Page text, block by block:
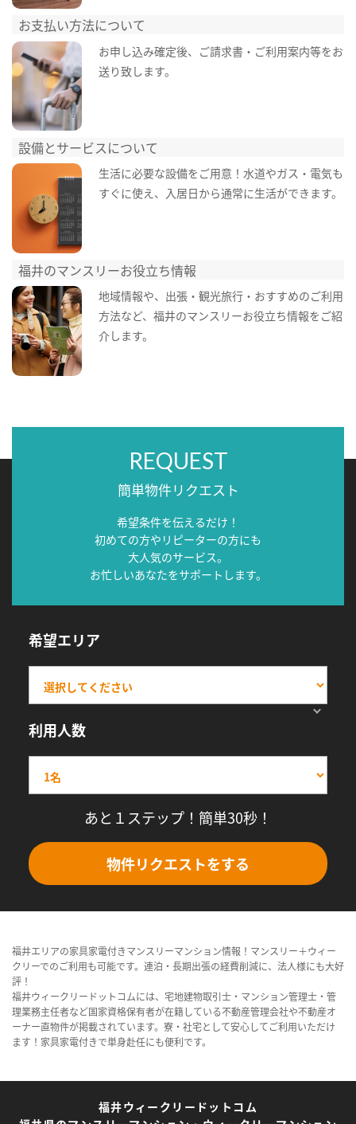
お支払い方法について
お申し込み確定後、ご請求書・ご利用案内等をお
送り致します。
設備とサービスについて
生活に必要な設備をご用意！水道やガス・電気も
すぐに使え、入居日から通常に生活ができます。
福井のマンスリーお役立ち情報
地域情報や、出張・観光旅行・おすすめのご利用
方法など、福井のマンスリーお役立ち情報をご紹
介します。
REQUEST
簡単物件リクエスト
希望条件を伝えるだけ！
初めての方やリピーターの方にも
大人気のサービス。
お忙しいあなたをサポートします。
希望エリア
利用人数
あと１ステップ！簡単30秒！
物件リクエストをする
福井エリアの家具家電付きマンスリーマンション情報！マンスリー＋ウィー
クリーでのご利用も可能です。連泊・長期出張の経費削減に、法人様にも大好
評！
福井ウィークリードットコムには、宅地建物取引士・マンション管理士・管
理業務主任者など国家資格保有者が在籍している不動産管理会社や不動産オ
ーナー直物件が掲載されています。寮・社宅として安心してご利用いただけ
ます！家具家電付きで単身赴任にも便利です。
福井ウィークリードットコム